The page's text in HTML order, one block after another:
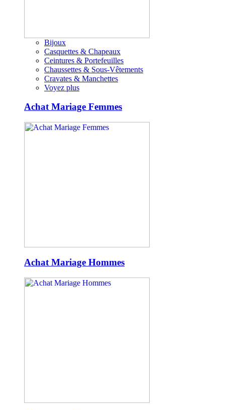
Bijoux
Casquettes & Chapeaux
Ceintures & Portefeuilles
Chaussettes & Sous-Vêtements
Cravates & Manchettes
Voyez plus
Achat Mariage Femmes
Achat Mariage Hommes